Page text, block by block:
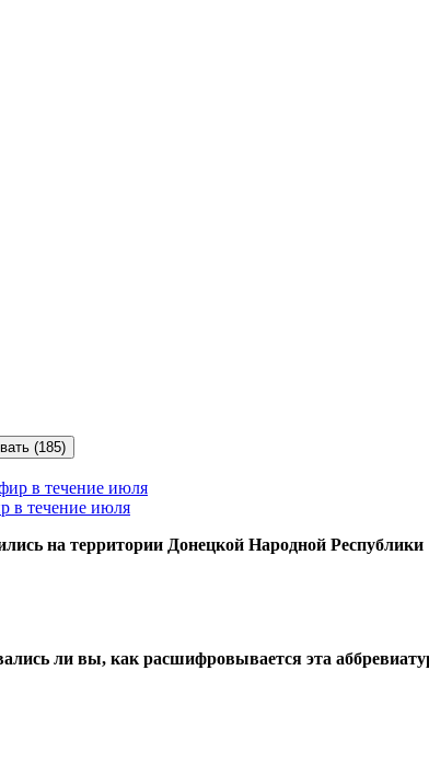
в течение июля
на территории Донецкой Народной Республики
ли вы, как расшифровывается эта